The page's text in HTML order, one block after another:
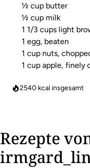
½ cup butter
½ cup milk
1 1/3 cups light
1 egg, beaten
1 cup nuts,
1 cup apple, finely
2540 kcal insgesamt
Rezepte